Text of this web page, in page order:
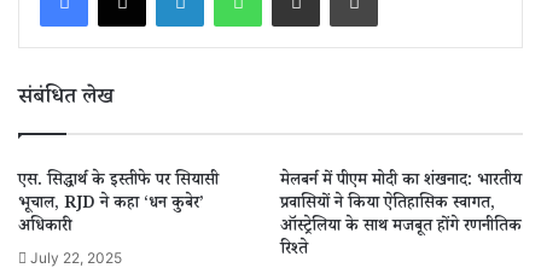
संबंधित लेख
एस. सिद्धार्थ के इस्तीफे पर सियासी
भूचाल, RJD ने कहा ‘धन कुबेर’
अधिकारी
July 22, 2025
मेलबर्न में पीएम मोदी का शंखनाद: भारतीय
प्रवासियों ने किया ऐतिहासिक स्वागत,
ऑस्ट्रेलिया के साथ मजबूत होंगे रणनीतिक
रिश्ते